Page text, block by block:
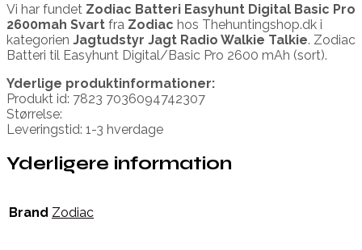
Vi har fundet Zodiac Batteri Easyhunt Digital Basic Pro
2600mah Svart fra Zodiac hos Thehuntingshop.dk i
kategorien Jagtudstyr Jagt Radio Walkie Talkie. Zodiac
Batteri til Easyhunt Digital/Basic Pro 2600 mAh (sort).
Yderlige produktinformationer:
Produkt id: 7823 7036094742307
Størrelse:
Leveringstid: 1-3 hverdage
Yderligere information
Brand Zodiac